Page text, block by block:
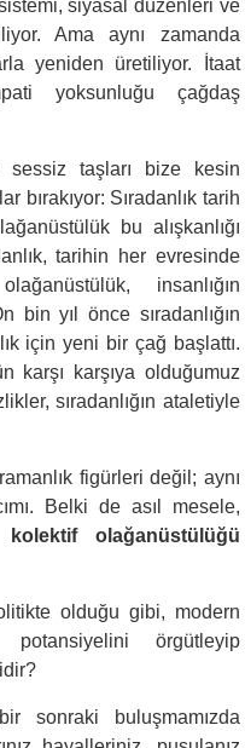
siyasal düzenleri ve
Ama aynı zamanda
yeniden üretiliyor. İtaat
yoksunluğu çağdaş
sessiz taşları bize kesin
bırakıyor: Sıradanlık tarih
bu alışkanlığı
tarihin her evresinde
insanlığın
bin yıl önce sıradanlığın
için yeni bir çağ başlattı.
karşı karşıya olduğumuz
sıradanlığın ataletiyle
figürleri değil; aynı
Belki de asıl mesele,
kolektif olağanüstülüğü
olduğu gibi, modern
örgütleyip
sonraki buluşmamızda